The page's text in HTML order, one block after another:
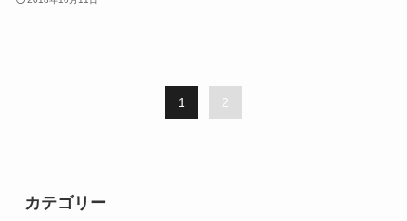
1 2
カテゴリー